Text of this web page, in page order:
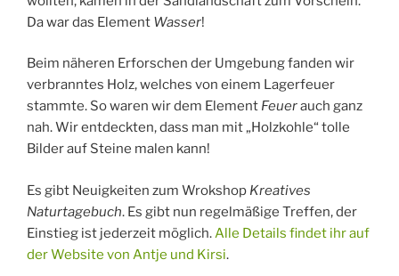
Da war das Element Wasser!
Beim näheren Erforschen der Umgebung fanden wir
verbranntes Holz, welches von einem Lagerfeuer
stammte. So waren wir dem Element Feuerauch ganz
nah. Wir entdeckten, dass man mit „Holzkohle“ tolle
Bilder auf Steine malen kann!
Es gibt Neuigkeiten zum Wrokshop Kreatives
Naturtagebuch. Es gibt nun regelmäßige Treffen, der
Einstieg ist jederzeit möglich.Alle Details findet ihr auf
der Website von Antje und Kirsi.